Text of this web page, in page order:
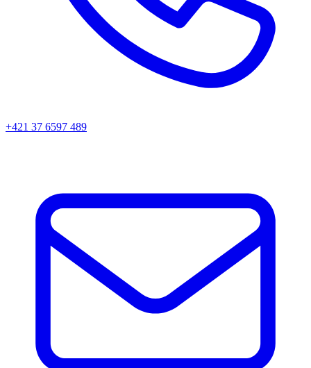
+421 37 6597 489